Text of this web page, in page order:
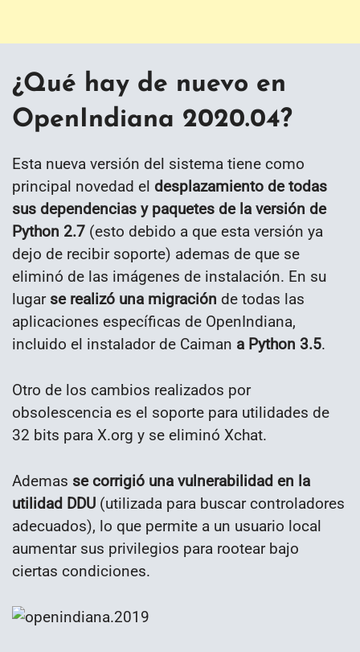
¿Qué hay de nuevo en
OpenIndiana 2020.04?
Esta nueva versión del sistema tiene como
principal novedad el desplazamiento de todas
sus dependencias y paquetes de la versión de
Python 2.7 (esto debido a que esta versión ya
dejo de recibir soporte) ademas de que se
eliminó de las imágenes de instalación. En su
lugar se realizó una migración de todas las
aplicaciones específicas de OpenIndiana,
incluido el instalador de Caiman a Python 3.5.
Otro de los cambios realizados por
obsolescencia es el soporte para utilidades de
32 bits para X.org y se eliminó Xchat.
Ademas se corrigió una vulnerabilidad en la
utilidad DDU (utilizada para buscar controladores
adecuados), lo que permite a un usuario local
aumentar sus privilegios para rootear bajo
ciertas condiciones.